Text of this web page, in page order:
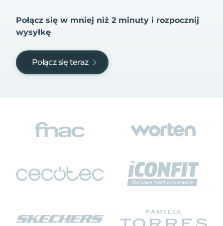
Połącz się w mniej niż 2 minuty i rozpocznij
wysyłkę
Połącz się teraz